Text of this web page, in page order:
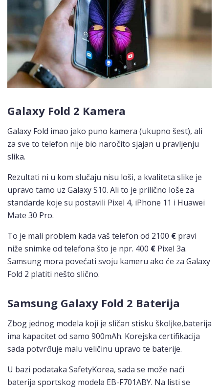
Galaxy Fold 2 Kamera
Galaxy Fold imao jako puno kamera (ukupno šest), ali
za sve to telefon nije bio naročito sjajan u pravljenju
slika.
Rezultati ni u kom slučaju nisu loši, a kvaliteta slike je
upravo tamo uz Galaxy S10. Ali to je prilično loše za
standarde koje su postavili Pixel 4, iPhone 11 i Huawei
Mate 30 Pro.
To je mali problem kada vaš telefon od 2100 € pravi
niže snimke od telefona što je npr. 400 € Pixel 3a.
Samsung mora povećati svoju kameru ako će za Galaxy
Fold 2 platiti nešto slično.
Samsung Galaxy Fold 2 Baterija
Zbog jednog modela koji je sličan stisku školjke,baterija
ima kapacitet od samo 900mAh. Korejska certifikacija
sada potvrđuje malu veličinu upravo te baterije.
U bazi podataka SafetyKorea, sada se može naći
baterija sportskog modela EB-F701ABY. Na listi se